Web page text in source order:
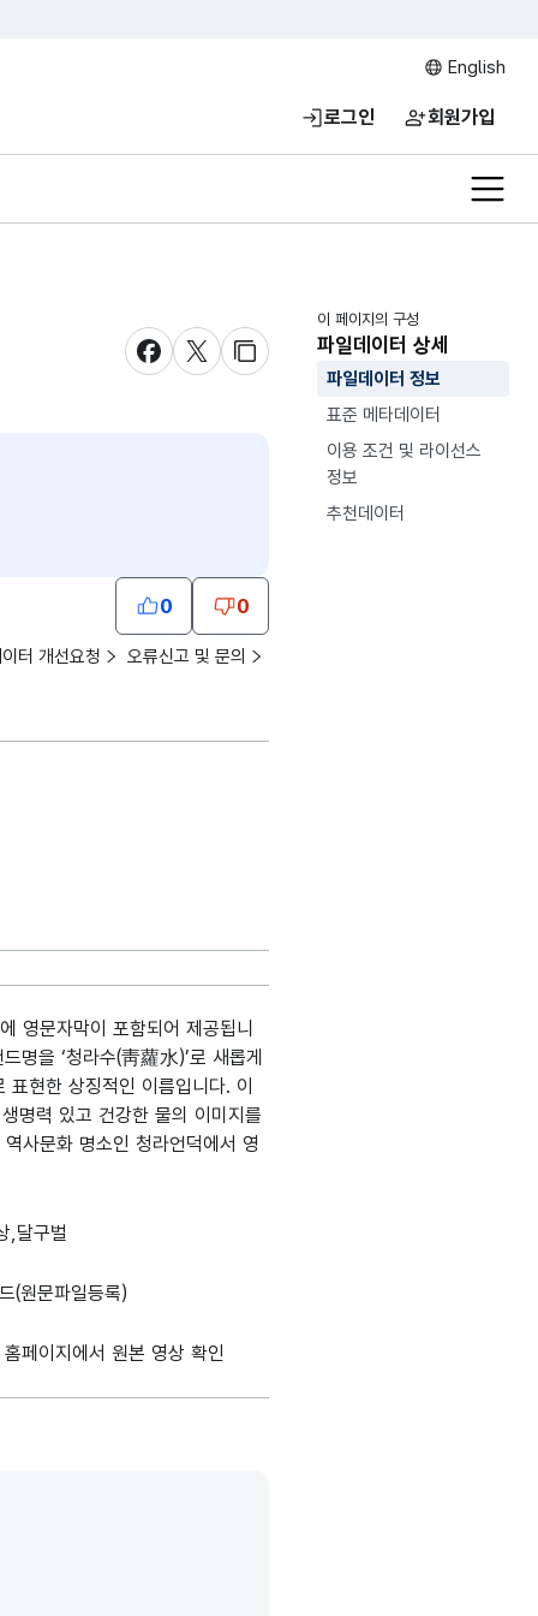
English
로그인 회원가입
전체
새창 열림새창 열림새창 열림
0 0
이 페이지의 구성
파일데이터 상세
파일데이터 정보
표준 메타데이터
이용 조건 및 라이선스
정보
추천데이터
터 개선요청 오류신고 및 문의
영문자막이 포함되어 제공됩니
명을 ‘청라수(靑蘿水)’로 새롭게
현한 상징적인 이름입니다. 이
명력 있고 건강한 물의 이미지를
사문화 명소인 청라언덕에서 영
,달구벌
(원문파일등록)
페이지에서 원본 영상 확인